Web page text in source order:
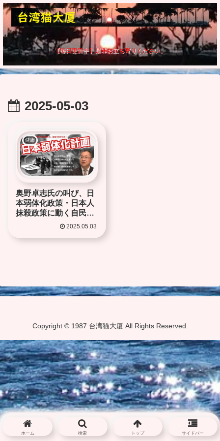
【毎日更新中】是非お立ち寄りください。
2025-05-03
健康
奥野卓志氏の叫び、日
本弱体化政策・日本人
抹殺政策に動く自民党
に投票してはならず
2025.05.03
Copyright © 1987 台湾猫大厦 All Rights Reserved.
ホーム 検索 トップ サイドバー